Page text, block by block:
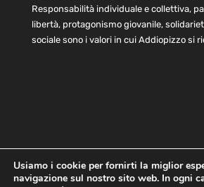
Responsabilità individuale e collettiva,
libertà, protagonismo giovanile,
sociale sono i valori in cui Addiopizzo si
Home Statuto e bilancio
Usiamo i cookie per fornirti la miglior
navigazione sul nostro sito web. In ogni